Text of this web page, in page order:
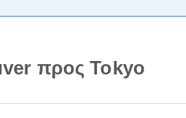
προς Tokyo